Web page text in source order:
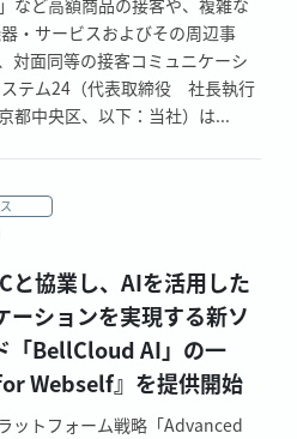
など高額商品の接客や、複雑な
・サービスおよびその周辺事
対面同等の接客コミュニケーシ
ステム24（代表取締役 社長執行
都中央区、以下：当社）は...
と協業し、AIを活用した
ーションを実現する新ソ
「BellCloud AI」の一
Webself』を提供開始
ットフォーム戦略「Advanced